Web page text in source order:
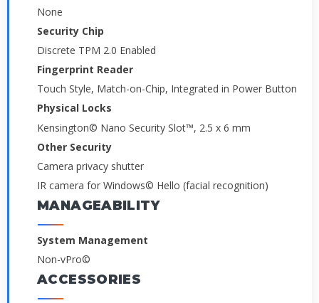
None
Security Chip
Discrete TPM 2.0 Enabled
Fingerprint Reader
Touch Style, Match-on-Chip, Integrated in Power Button
Physical Locks
Kensington© Nano Security Slot™, 2.5 x 6 mm
Other Security
Camera privacy shutter
IR camera for Windows© Hello (facial recognition)
MANAGEABILITY
System Management
Non-vPro©
ACCESSORIES